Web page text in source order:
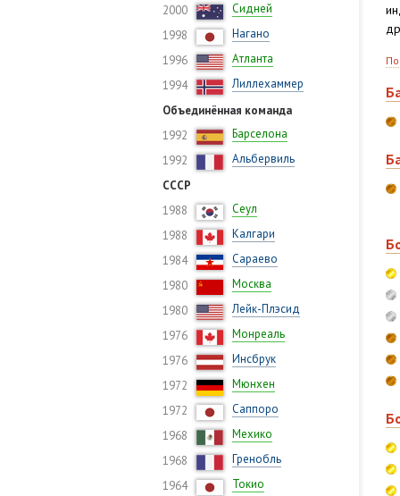
2000
Сидней
1998
Нагано
1996
Атланта
1994
Лиллехаммер
Объединённая команда
1992
Барселона
1992
Альбервиль
СССР
1988
Сеул
1988
Калгари
1984
Сараево
1980
Москва
1980
Лейк-Плэсид
1976
Монреаль
1976
Инсбрук
1972
Мюнхен
1972
Саппоро
1968
Мехико
1968
Гренобль
1964
Токио